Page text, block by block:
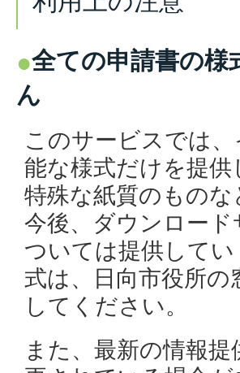
全ての申請書の様
ん
このサービスでは
能な様式だけを提
特殊な紙質のもの
今後、ダウンロー
ついては提供して
式は、日向市役所
してください。
また、最新の情報